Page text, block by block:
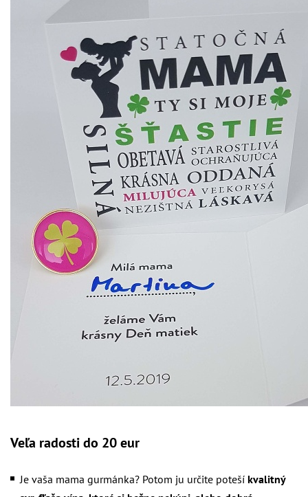
Veľa radosti do 20 eur
Je vaša mama gurmánka? Potom ju určite poteší kvalitný